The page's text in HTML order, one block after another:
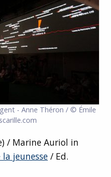
- Anne Théron / © Émile
/ Marine Auriol in
jeunesse / Ed.